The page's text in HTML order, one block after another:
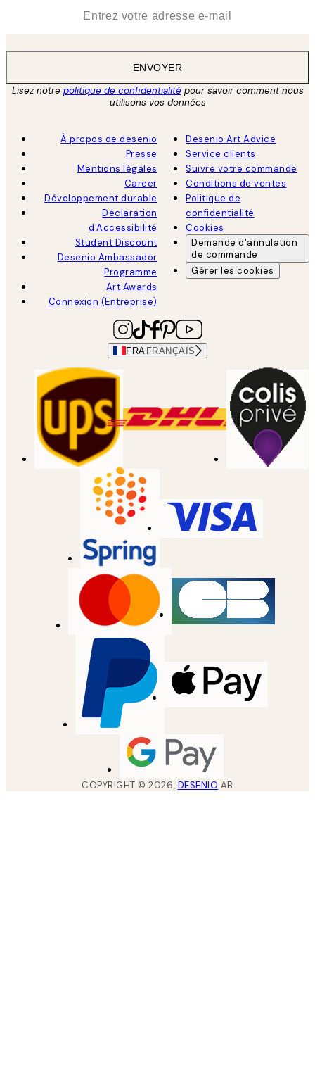
ENVOYER
Lisez notre politique de confidentialitépour savoir comment nous
utilisons vos données
À propos de desenio
Presse
Mentions légales
Career
Développement durable
Déclaration
d'Accessibilité
Student Discount
Desenio Ambassador
Programme
Art Awards
Connexion (Entreprise)
Desenio Art Advice
Service clients
Suivre votre commande
Conditions de ventes
Politique de
confidentialité
Cookies
Demande d'annulation
de commande
Gérer les cookies
FRA FRANÇAIS
COPYRIGHT ©2026, DESENIO AB